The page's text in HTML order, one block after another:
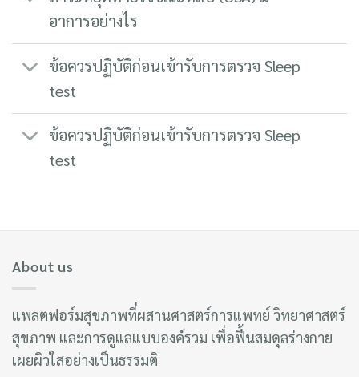
ภาวะหยุดหายใจขณะหลับ (OSA) มี
อาการอย่างไร
ข้อควรปฏิบัติก่อนเข้ารับการตรวจ Sleep
test
ข้อควรปฏิบัติก่อนเข้ารับการตรวจ Sleep
About us
แพลตฟอร์มสุขภาพที่ผสานศาสตร์การแพทย์ วิทยาศาสตร์